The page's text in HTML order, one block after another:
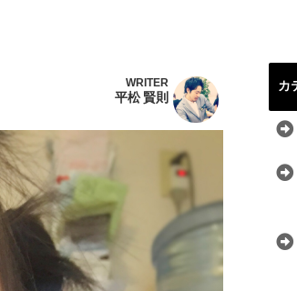
WRITER
平松 賢則
カ